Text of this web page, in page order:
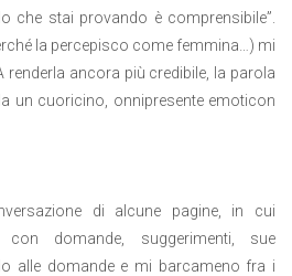
che stai provando è comprensibile”.
la percepisco come femmina…) mi
ancora più credibile, la parola
un cuoricino, onnipresente emoticon
di alcune pagine, in cui
con domande, suggerimenti, sue
alle domande e mi barcameno fra i